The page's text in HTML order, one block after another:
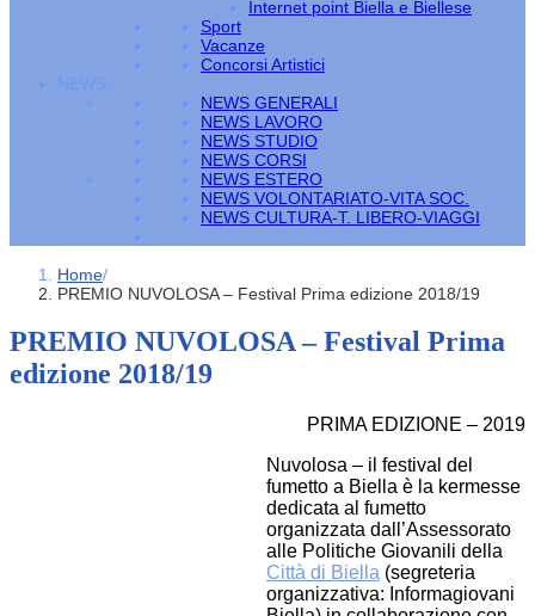
Internet point Biella e Biellese
Sport
Vacanze
Concorsi Artistici
NEWS
NEWS GENERALI
NEWS LAVORO
NEWS STUDIO
NEWS CORSI
NEWS ESTERO
NEWS VOLONTARIATO-VITA SOC.
NEWS CULTURA-T. LIBERO-VIAGGI
Home/
PREMIO NUVOLOSA – Festival Prima edizione 2018/19
PREMIO NUVOLOSA – Festival Prima
edizione 2018/19
PRIMA EDIZIONE – 2019
Nuvolosa – il festival del
fumetto a Biella è la kermesse
dedicata al fumetto
organizzata dall’Assessorato
alle Politiche Giovanili della
Città di Biella (segreteria
organizzativa: Informagiovani